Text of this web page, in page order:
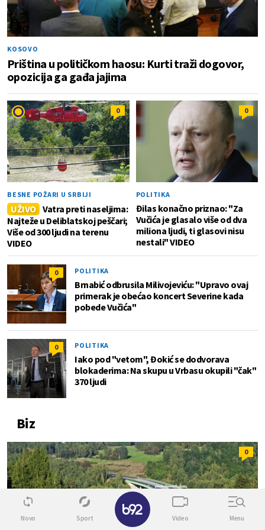
KOSOVO
Priština u političkom haosu: Kurti traži dogovor,
opozicija ga gađa jajima
0
BESNE POŽARI U SRBIJI
UŽIVO Vatra preti naseljima:
Najteže u Deliblatskoj peščari;
Više od 300 ljudi na terenu
VIDEO
0
POLITIKA
Đilas konačno priznao: "Za
Vučića je glasalo više od dva
miliona ljudi, ti glasovi nisu
nestali" VIDEO
0 POLITIKA
Brnabić odbrusila Milivojeviću: "Upravo ovaj
primerak je obećao koncert Severine kada
pobede Vučića"
0 POLITIKA
Iako pod "vetom", Đokić se dodvorava
blokaderima: Na skupu u Vrbasu okupili "čak"
370 ljudi
Biz
0
Novo Sport Video Menu
✕